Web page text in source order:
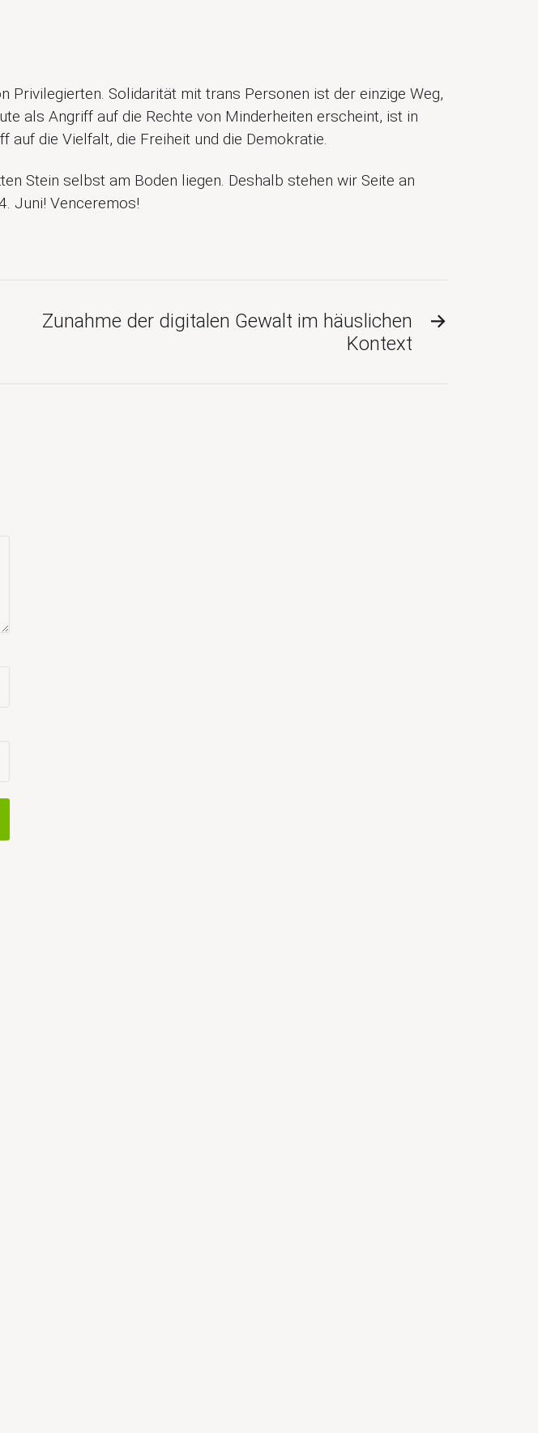
Privilegierten. Solidarität mit trans Personen ist der einzige Weg,
als Angriff auf die Rechte von Minderheiten erscheint, ist in
die Vielfalt, die Freiheit und die Demokratie.
Stein selbst am Boden liegen. Deshalb stehen wir Seite an
Juni! Venceremos!
→
Zunahme der digitalen Gewalt im häuslichen
Kontext